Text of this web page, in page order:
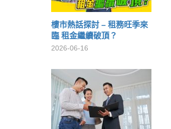
樓市熱話探討 – 租務旺季來
臨 租金繼續破頂？
2026-06-16